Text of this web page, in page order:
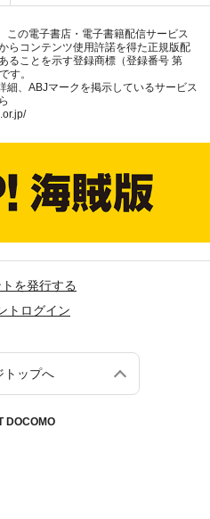
この電子書店・電子書籍配信サービス
らコンテンツ使用許諾を得た正規版配
ることを示す登録商標（登録番号 第
す。
細、ABJマークを掲示しているサービス
を発行する
トログイン
トップへ
DOCOMO